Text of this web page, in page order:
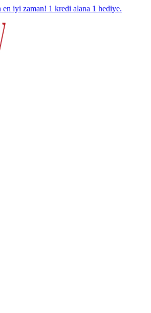
en iyi zaman! 1 kredi alana 1 hediye.